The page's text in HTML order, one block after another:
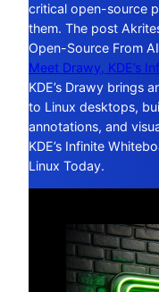
critical open-source
them. The post
Open-Source From
Meet Drawy, KDE’s
KDE’s Drawy brings
to Linux desktops,
annotations, and
KDE’s Infinite
Linux Today.